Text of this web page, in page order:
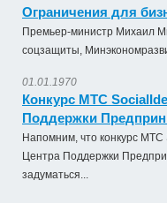
Ограничения для
Премьер-министр Михаил
соцзащиты,
01.01.1970
Конкурс МТС
Поддержки
Напомним, что конкурс МТС
Центра Поддержки
задуматься...